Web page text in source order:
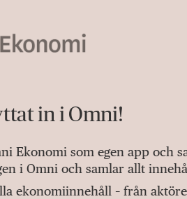
in i Omni!
Ekonomi som egen app och
i Omni och samlar allt
ekonomiinnehåll – från